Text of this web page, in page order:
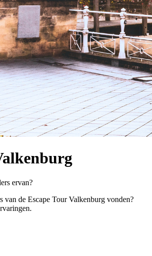
ervan?
van de Escape Tour Valkenburg vonden?